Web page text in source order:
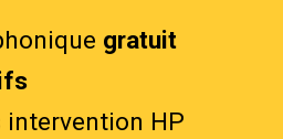
gratuit
intervention HP